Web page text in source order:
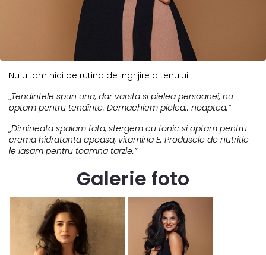
Nu uitam nici de rutina de ingrijire a tenului.
„Tendintele spun una, dar varsta si pielea persoanei, nu
optam pentru tendinte. Demachiem pielea.. noaptea.”
„Dimineata spalam fata, stergem cu tonic si optam pentru
crema hidratanta apoasa, vitamina E. Produsele de nutritie
le lasam pentru toamna tarzie.”
Galerie foto